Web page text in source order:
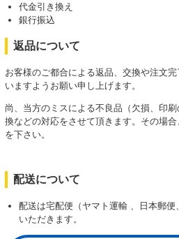
代金引き換え
銀行振込
返品について
お客様のご都合による返品、交換や注文
いますようお願い申し上げます。
尚、当方のミスによる不良品（欠損、印
換などの対応をさせて頂きます。その場
を下さい。
配送について
配送は宅配便（ヤマト運輸 、日本郵
いただきます。